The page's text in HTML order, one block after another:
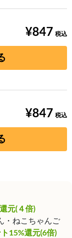
¥847
¥847
元(４倍)
・ねこちゃんご
15%還元(6倍)